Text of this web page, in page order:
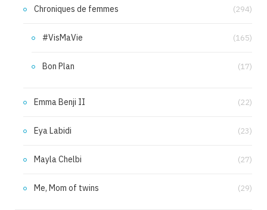
Chroniques de femmes (294)
#VisMaVie (165)
Bon Plan (17)
Emma Benji II (22)
Eya Labidi (23)
Mayla Chelbi (27)
Me, Mom of twins (29)